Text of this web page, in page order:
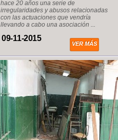
hace 20 años una serie de
irregularidades y abusos relacionadas
con las actuaciones que vendría
llevando a cabo una asociación ...
09-11-2015
VER MÁS